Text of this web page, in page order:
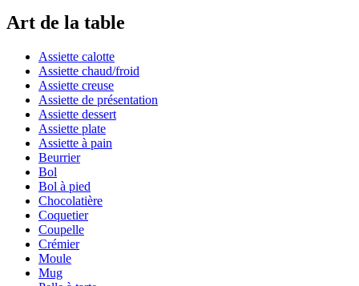
Art de la table
Assiette calotte
Assiette chaud/froid
Assiette creuse
Assiette de présentation
Assiette dessert
Assiette plate
Assiette à pain
Beurrier
Bol
Bol à pied
Chocolatière
Coquetier
Coupelle
Crémier
Moule
Mug